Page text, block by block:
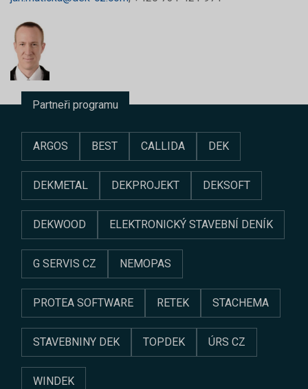
Partneři programu
ARGOS BEST CALLIDA DEK
DEKMETAL DEKPROJEKT DEKSOFT
DEKWOOD ELEKTRONICKÝ STAVEBNÍ DENÍK
G SERVIS CZ NEMOPAS
PROTEA SOFTWARE RETEK STACHEMA
STAVEBNINY DEK TOPDEK ÚRS CZ
WINDEK